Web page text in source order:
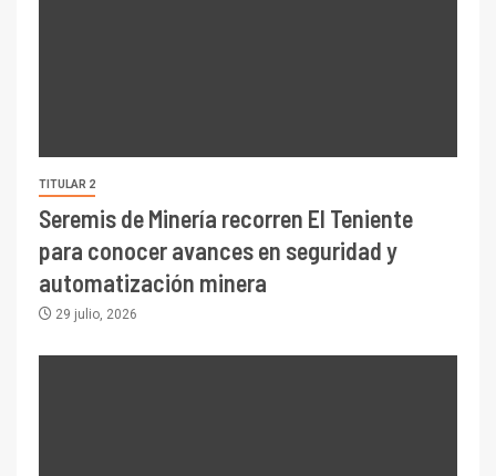
TITULAR 2
Seremis de Minería recorren El Teniente
para conocer avances en seguridad y
automatización minera
29 julio, 2026